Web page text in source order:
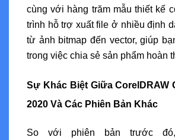
cùng với hàng trăm mẫu thiết kế
trình hỗ trợ xuất file ở nhiều định
từ ảnh bitmap đến vector, giúp
trong việc chia sẻ sản phẩm hoàn
Sự Khác Biệt Giữa CorelDRAW
2020 Và Các Phiên Bản Khác
So với phiên bản trước